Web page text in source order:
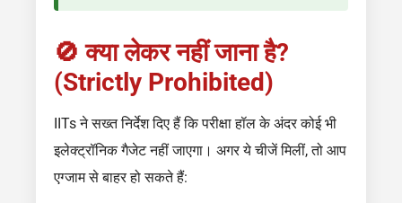
🚫 क्या लेकर नहीं जाना है?
(Strictly Prohibited)
IITs ने सख्त निर्देश दिए हैं कि परीक्षा हॉल के अंदर कोई भी
इलेक्ट्रॉनिक गैजेट नहीं जाएगा। अगर ये चीजें मिलीं, तो आप
एग्जाम से बाहर हो सकते हैं: